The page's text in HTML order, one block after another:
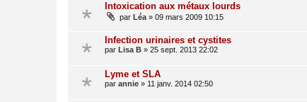
Intoxication aux métaux lourds
par Léa » 09 mars 2009 10:15
Infection urinaires et cystites
par Lisa B » 25 sept. 2013 22:02
Lyme et SLA
par annie » 11 janv. 2014 02:50